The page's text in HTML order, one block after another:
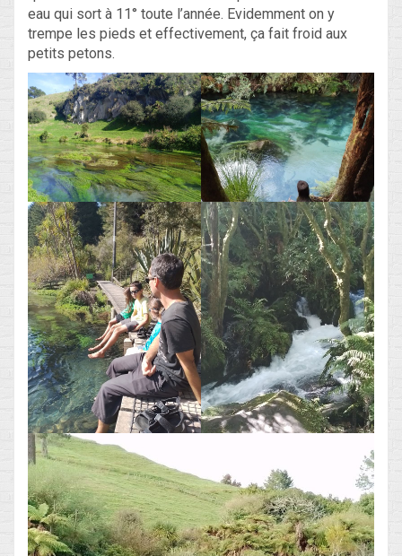
eau qui sort à 11° toute l’année. Evidemment on y
trempe les pieds et effectivement, ça fait froid aux
petits petons.